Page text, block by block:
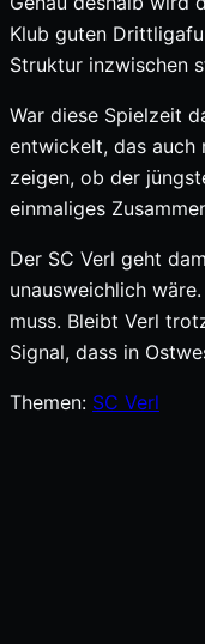
Klub guten
Struktur inzwischen
War diese Spielzeit
entwickelt, das auch
zeigen, ob der
einmaliges
Der SC Verl geht
unausweichlich
muss. Bleibt Verl
Signal, dass in
Themen: SC Verl